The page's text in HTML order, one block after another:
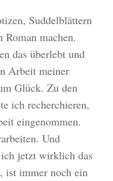
Suddelblättern
Roman machen.
das überlebt und
Arbeit meiner
Glück. Zu den
ich recherchieren,
eingenommen.
Und
ich jetzt wirklich das
ist immer noch ein